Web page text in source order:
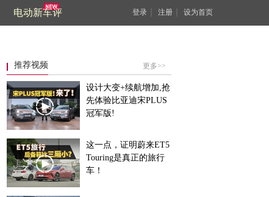
电动新车评 登录 注册 设为首页
推荐视频 更多>>
设计大变+续航增加,抢
先体验比亚迪宋PLUS
冠军版!
这一点，证明蔚来ET5
Touring是真正的旅行
车！